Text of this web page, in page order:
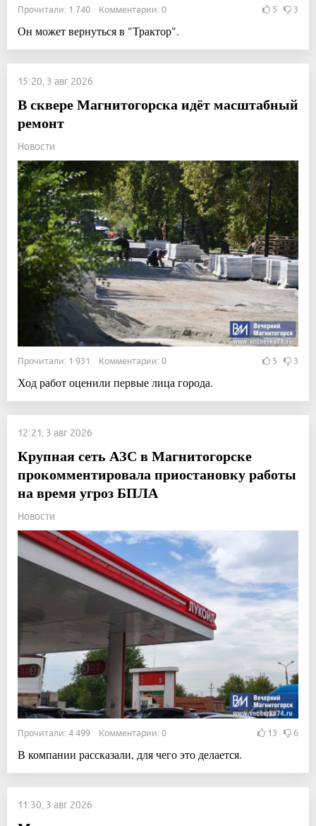
Прочитали: 1 740 Комментарии: 0 5 3
Он может вернуться в "Трактор".
15:20, 3 авг 2026
В сквере Магнитогорска идёт масштабный
ремонт
Новости
Прочитали: 1 931 Комментарии: 0 5 3
Ход работ оценили первые лица города.
12:21, 3 авг 2026
Крупная сеть АЗС в Магнитогорске
прокомментировала приостановку работы
на время угроз БПЛА
Новости
Прочитали: 4 499 Комментарии: 0 13 6
В компании рассказали, для чего это делается.
11:30, 3 авг 2026